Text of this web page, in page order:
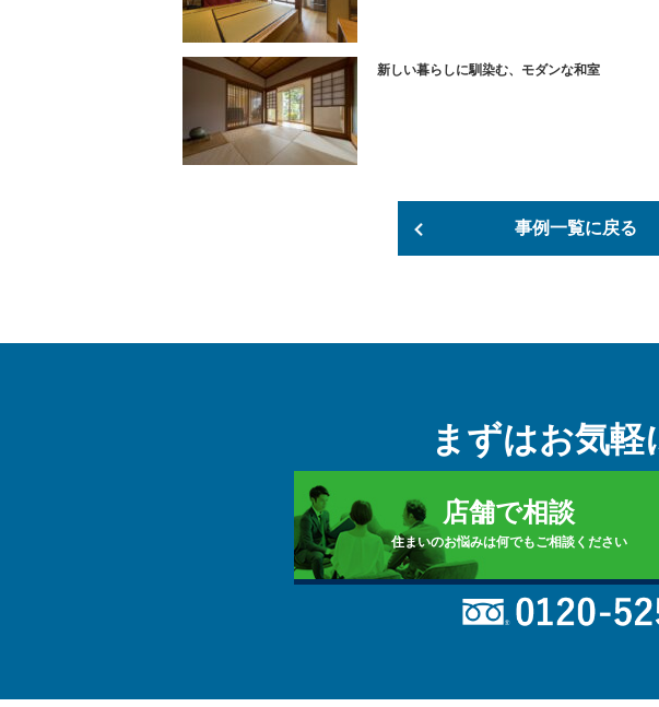
新しい暮らしに馴染む、モダンな和室
事例一覧に戻る
まずはお気軽
店舗で相談
住まいのお悩みは何でもご相談ください